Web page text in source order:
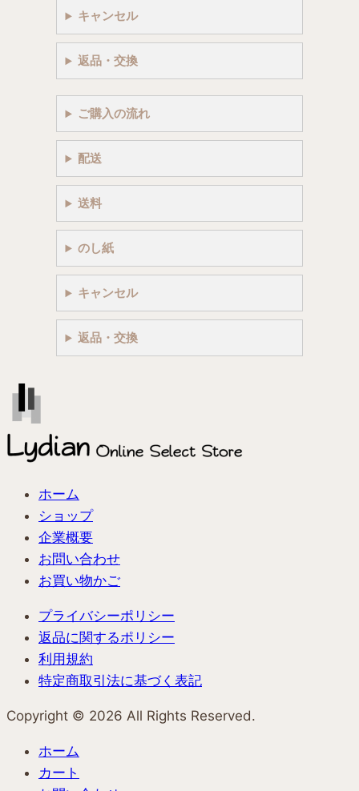
キャンセル
返品・交換
ご購入の流れ
配送
送料
のし紙
キャンセル
返品・交換
ホーム
ショップ
企業概要
お問い合わせ
お買い物かご
プライバシーポリシー
返品に関するポリシー
利用規約
特定商取引法に基づく表記
Copyright ©︎ 2026 All Rights Reserved.
ホーム
カート